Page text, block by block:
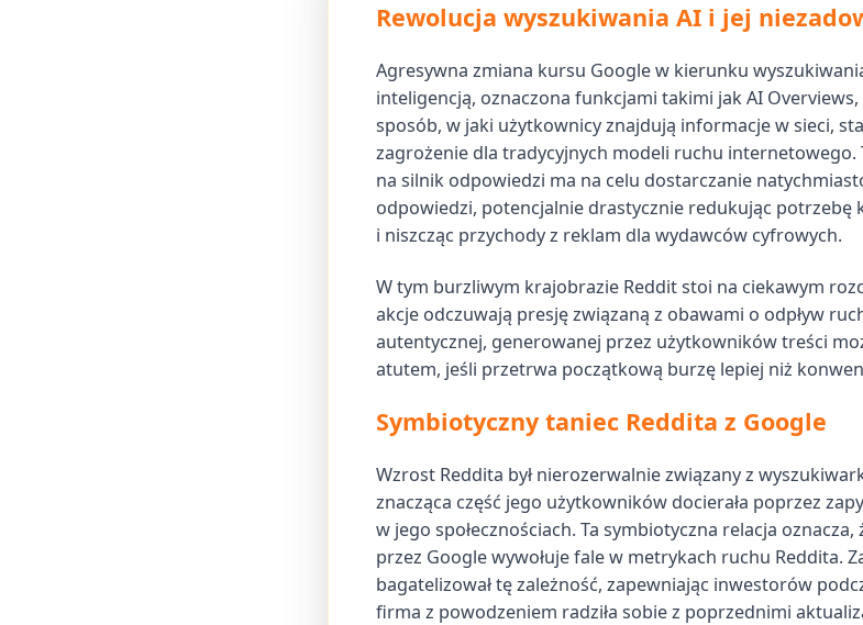
Rewolucja wyszukiwania AI i jej
Agresywna zmiana kursu Google w kierunku
inteligencją, oznaczona funkcjami takimi jak AI
sposób, w jaki użytkownicy znajdują informacje w sieci,
zagrożenie dla tradycyjnych modeli ruchu internetowego.
na silnik odpowiedzi ma na celu dostarczanie
odpowiedzi, potencjalnie drastycznie redukując potrzebę
i niszcząc przychody z reklam dla wydawców cyfrowych.
W tym burzliwym krajobrazie Reddit stoi na ciekawym
akcje odczuwają presję związaną z obawami o odpływ
autentycznej, generowanej przez użytkowników treści
atutem, jeśli przetrwa początkową burzę lepiej niż
Symbiotyczny taniec Reddita z Google
Wzrost Reddita był nierozerwalnie związany z
znacząca część jego użytkowników docierała poprzez
w jego społecznościach. Ta symbiotyczna relacja
przez Google wywołuje fale w metrykach ruchu Reddita.
bagatelizował tę zależność, zapewniając inwestorów
firma z powodzeniem radziła sobie z poprzednimi